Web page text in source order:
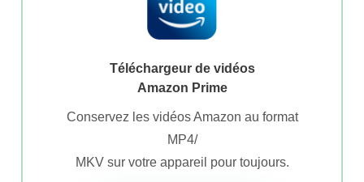
Téléchargeur de vidéos
Amazon Prime
Conservez les vidéos Amazon au format
MP4/
MKV sur votre appareil pour toujours.